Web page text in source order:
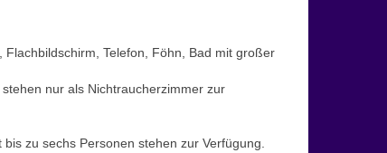
Telefon, Föhn, Bad mit großer
nur als Nichtraucherzimmer zur
zu sechs Personen stehen zur Verfügung.